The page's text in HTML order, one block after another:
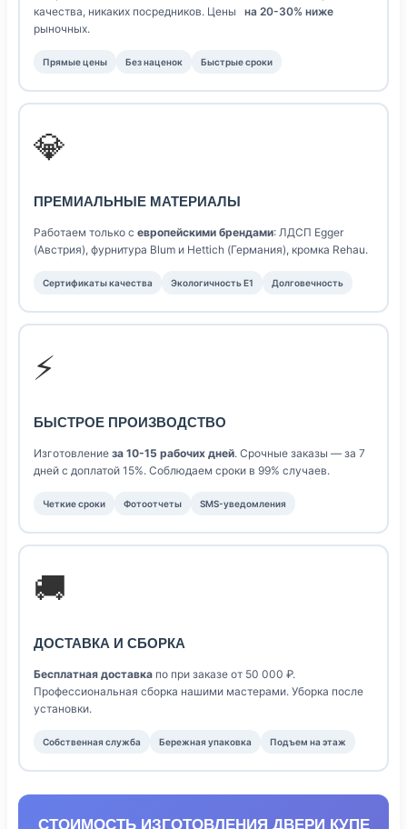
качества, никаких посредников. Цены
на 20-30% ниже
рыночных.
Прямые цены Без наценок Быстрые сроки
💎
ПРЕМИАЛЬНЫЕ МАТЕРИАЛЫ
Работаем только с европейскими брендами: ЛДСП Egger
(Австрия), фурнитура Blum и Hettich (Германия), кромка Rehau.
Сертификаты качества Экологичность E1 Долговечность
⚡
БЫСТРОЕ ПРОИЗВОДСТВО
Изготовление за 10-15 рабочих дней. Срочные заказы — за 7
дней с доплатой 15%. Соблюдаем сроки в 99% случаев.
Четкие сроки Фотоотчеты SMS-уведомления
🚚
ДОСТАВКА И СБОРКА
Бесплатная доставка по при заказе от 50 000 ₽.
Профессиональная сборка нашими мастерами. Уборка после
установки.
Собственная служба Бережная упаковка Подъем на этаж
СТОИМОСТЬ ИЗГОТОВЛЕНИЯ ДВЕРИ КУПЕ